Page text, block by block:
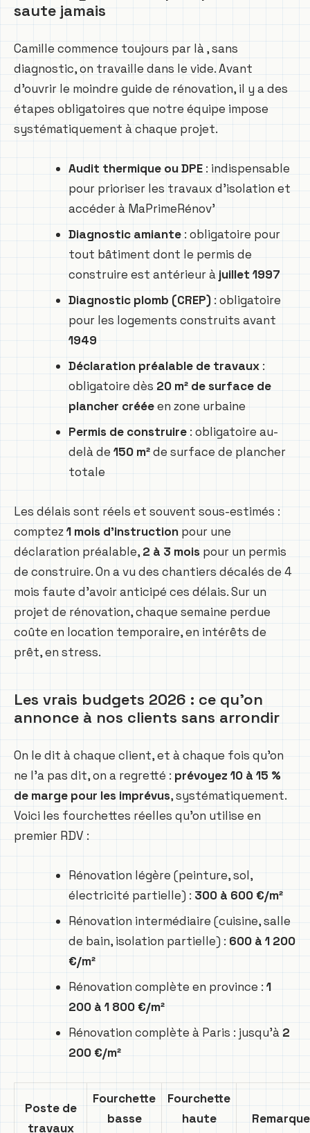
saute jamais
Camille commence toujours par là , sans
diagnostic, on travaille dans le vide. Avant
d’ouvrir le moindre guide de rénovation, il y a des
étapes obligatoires que notre équipe impose
systématiquement à chaque projet.
Audit thermique ou DPE : indispensable
pour prioriser les travaux d’isolation et
accéder à MaPrimeRénov’
Diagnostic amiante : obligatoire pour
tout bâtiment dont le permis de
construire est antérieur à juillet 1997
Diagnostic plomb (CREP) : obligatoire
pour les logements construits avant
1949
Déclaration préalable de travaux :
obligatoire dès 20 m² de surface de
plancher crééeen zone urbaine
Permis de construire : obligatoire au-
delà de 150 m²de surface de plancher
totale
Les délais sont réels et souvent sous-estimés :
comptez1 mois d’instruction pour une
déclaration préalable, 2 à 3 mois pour un permis
de construire. On a vu des chantiers décalés de 4
mois faute d’avoir anticipé ces délais. Sur un
projet de rénovation, chaque semaine perdue
coûte en location temporaire, en intérêts de
prêt, en stress.
Les vrais budgets 2026 : ce qu’on
annonce à nos clients sans arrondir
On le dit à chaque client, et à chaque fois qu’on
ne l’a pas dit, on a regretté : prévoyez 10 à 15 %
de marge pour les imprévus, systématiquement.
Voici les fourchettes réelles qu’on utilise en
premier RDV :
Rénovation légère (peinture, sol,
électricité partielle) : 300 à 600 €/m²
Rénovation intermédiaire (cuisine, salle
de bain, isolation partielle) : 600 à 1 200
€/m²
Rénovation complète en province : 1
200 à 1 800 €/m²
Rénovation complète à Paris : jusqu’à 2
200 €/m²
Poste de
travaux
Fourchette
basse
Fourchette
haute
Remarque